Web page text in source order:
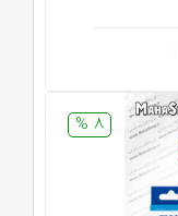
8 %